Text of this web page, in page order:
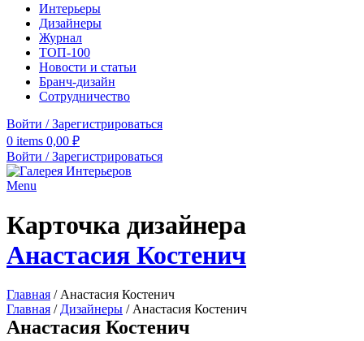
Интерьеры
Дизайнеры
Журнал
ТОП-100
Новости и статьи
Бранч-дизайн
Сотрудничество
Войти / Зарегистрироваться
0 items 0,00 ₽
Войти / Зарегистрироваться
Menu
Карточка дизайнера
Анастасия Костенич
Главная /Анастасия Костенич
Главная /Дизайнеры /Анастасия Костенич
Анастасия Костенич